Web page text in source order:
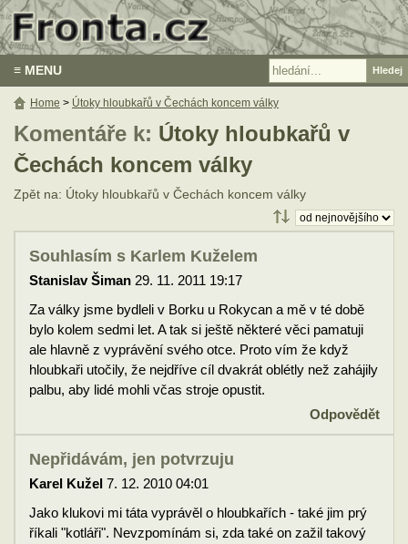
≡ MENU
Komentáře k: Útoky hloubkařů v
Čechách koncem války
Zpět na: Útoky hloubkařů v Čechách koncem války
Souhlasím s Karlem Kuželem
Stanislav Šiman 29. 11. 2011 19:17
Za války jsme bydleli v Borku u Rokycan a mě v té době
bylo kolem sedmi let. A tak si ještě některé věci pamatuji
ale hlavně z vyprávění svého otce. Proto vím že když
hloubkaři utočily, že nejdříve cíl dvakrát oblétly než zahájily
palbu, aby lidé mohli včas stroje opustit.
Odpovědět
Nepřidávám, jen potvrzuju
Karel Kužel 7. 12. 2010 04:01
Jako klukovi mi táta vyprávěl o hloubkařích - také jim prý
říkali "kotláři". Nevzpomínám si, zda také on zažil takový
Home > Útoky hloubkařů v Čechách koncem války